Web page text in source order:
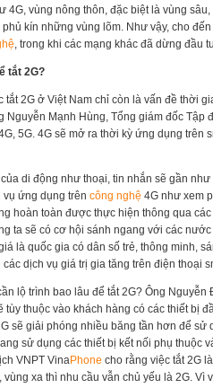
4G, vùng nông thôn, đặc biệt là vùng
kín những vùng lõm. Như vậy, cho
, trong khi các mạng khác đã dừng đầu
tắt 2G?
tắt 2G ở Việt Nam chỉ còn là vấn đề thời
Nguyễn Mạnh Hùng, Tổng giám đốc Tập
5G. 4G sẽ mở ra thời kỳ ứng dụng trên
di động như thoại, tin nhắn sẽ gần
ứng dụng trên công nghệ 4G như xem
hoàn toàn được thực hiện thông qua
ta sẽ có cơ hội sánh ngang với các nước
là quốc gia có dân số trẻ, thông minh,
dịch vụ giá trị gia tăng trên điện thoại
lộ trình bao lâu để tắt 2G? Ông
tùy thuộc vào khách hàng có các thiết bị
sẽ giải phóng nhiều băng tần hơn để sử
sử dụng các thiết bị kết nối phụ thuộc
VNPT VinaPhone cho rằng việc tắt 2G
xa thì nhu cầu vẫn chủ yếu là 2G. Vì